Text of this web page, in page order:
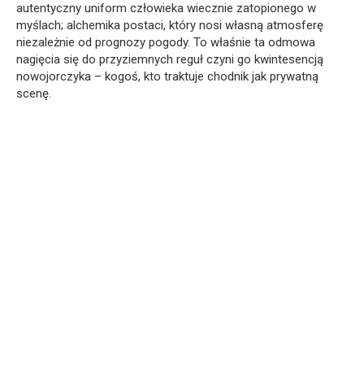
autentyczny uniform człowieka wiecznie zatopionego w
myślach; alchemika postaci, który nosi własną atmosferę
niezależnie od prognozy pogody. To właśnie ta odmowa
nagięcia się do przyziemnych reguł czyni go kwintesencją
nowojorczyka – kogoś, kto traktuje chodnik jak prywatną
scenę.